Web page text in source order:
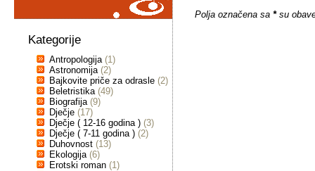
Kategorije
Antropologija (1)
Astronomija (2)
Bajkovite priče za odrasle (2)
Beletristika (49)
Biografija (9)
Dječje (17)
Dječje ( 12-16 godina ) (3)
Dječje ( 7-11 godina ) (2)
Duhovnost (13)
Ekologija (6)
Erotski roman (1)
Polja označena sa*su